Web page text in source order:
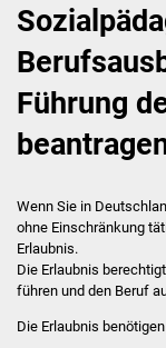
Führung
Wenn Sie in
ohne Einschränkung
Erlaubnis.
Die Erlaubnis
führen und den Beruf
Die Erlaubnis